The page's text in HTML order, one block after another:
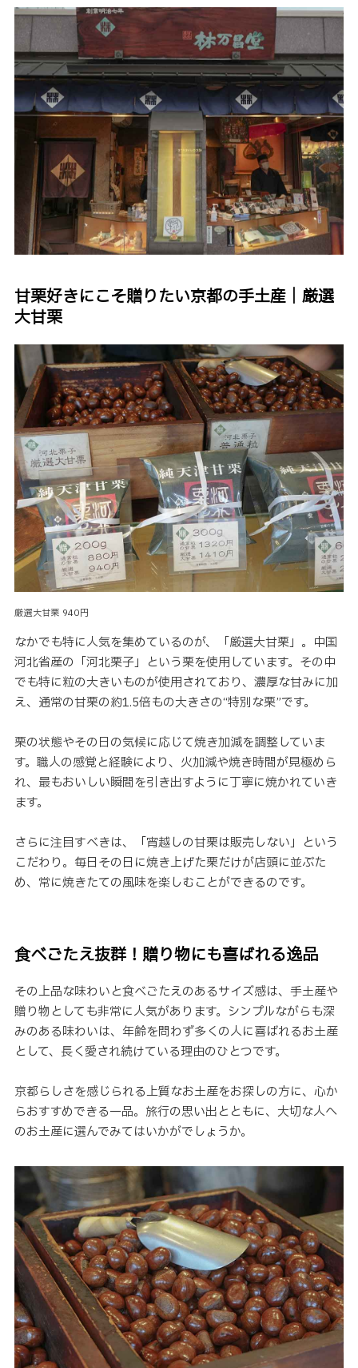
甘栗好きにこそ贈りたい京都の手土産｜厳選
大甘栗
厳選大甘栗 940円
なかでも特に人気を集めているのが、「厳選大甘栗」。中国
河北省産の「河北栗子」という栗を使用しています。その中
でも特に粒の大きいものが使用されており、濃厚な甘みに加
え、通常の甘栗の約1.5倍もの大きさの“特別な栗”です。
栗の状態やその日の気候に応じて焼き加減を調整していま
す。職人の感覚と経験により、火加減や焼き時間が見極めら
れ、最もおいしい瞬間を引き出すように丁寧に焼かれていき
ます。
さらに注目すべきは、「宵越しの甘栗は販売しない」という
こだわり。毎日その日に焼き上げた栗だけが店頭に並ぶた
め、常に焼きたての風味を楽しむことができるのです。
食べごたえ抜群！贈り物にも喜ばれる逸品
その上品な味わいと食べごたえのあるサイズ感は、手土産や
贈り物としても非常に人気があります。シンプルながらも深
みのある味わいは、年齢を問わず多くの人に喜ばれるお土産
として、長く愛され続けている理由のひとつです。
京都らしさを感じられる上質なお土産をお探しの方に、心か
らおすすめできる一品。旅行の思い出とともに、大切な人へ
のお土産に選んでみてはいかがでしょうか。